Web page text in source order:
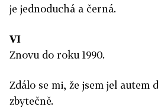
je jednoduchá a černá.
VI
Znovu do roku 1990.
Zdálo se mi, že jsem jel autem
zbytečně.